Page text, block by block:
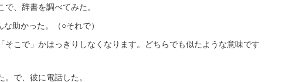
辞書を調べてみた。
かった。（○それで）
こで」かはっきりしなくなります。どちらでも似たような意味です
、彼に電話した。